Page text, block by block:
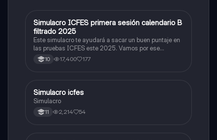
ICFES: Matemáticas
Simulacro ICFES primera sesión calendario B
filtrado 2025
Este simulacro te ayudará a sacar un buen puntaje en
las pruebas ICFES este 2025. Vamos por ese
500/500. Y poder ser admitido en la universidad que
quieras, estudiar la carrera que quieres y no la que te
10 17,400 177
ICFES: Lectura Crítica
Simulacro icfes
Simulacro
11 2,214 54